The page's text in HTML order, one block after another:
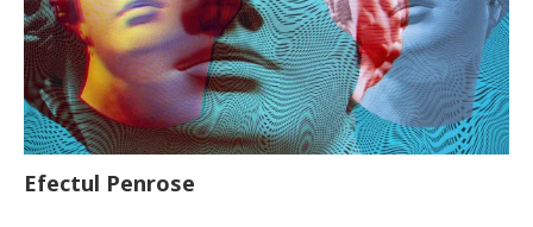
Efectul Penrose